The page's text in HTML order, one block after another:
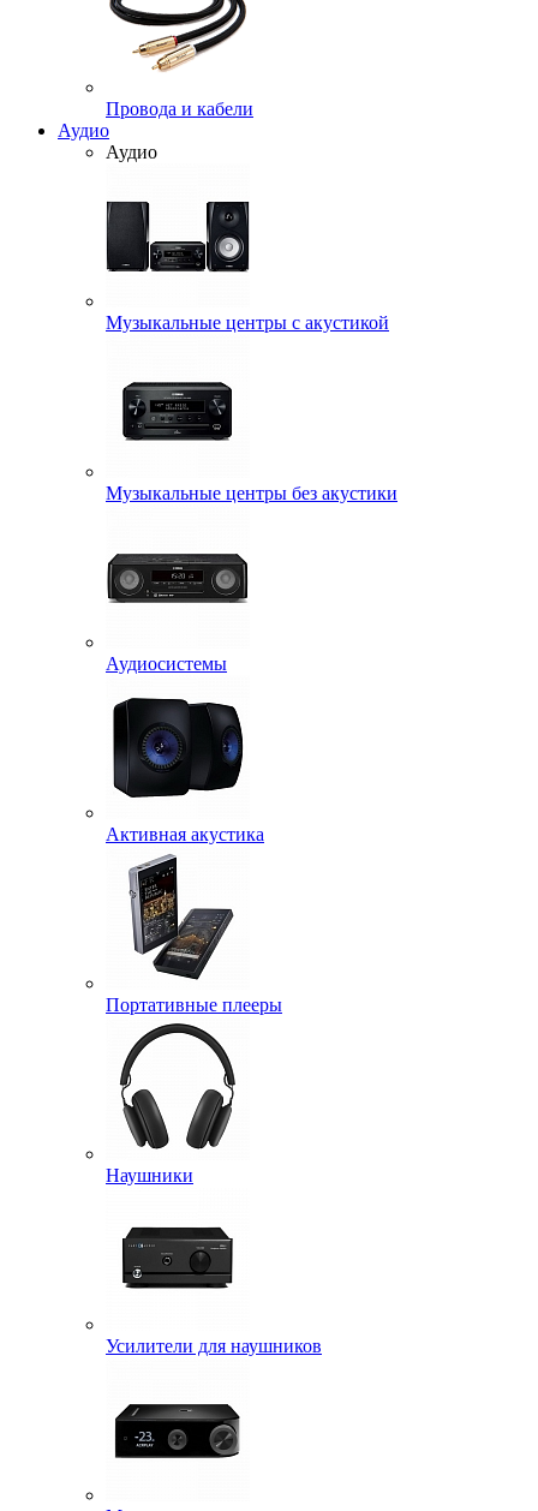
Провода и кабели
Аудио
Аудио
Музыкальные центры с акустикой
Музыкальные центры без акустики
Аудиосистемы
Активная акустика
Портативные плееры
Наушники
Усилители для наушников